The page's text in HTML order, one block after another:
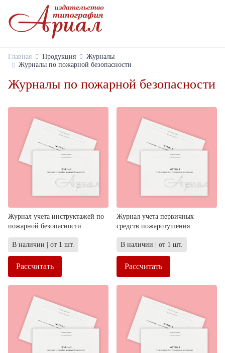
Главная Продукция
Журналы
Журналы по пожарной безопасности
Журналы по пожарной безопасности
Журнал учета инструктажей по
пожарной безопасности
В наличии | от 1 шт.
Рассчитать
Журнал учета первичных
средств пожаротушения
В наличии | от 1 шт.
Рассчитать